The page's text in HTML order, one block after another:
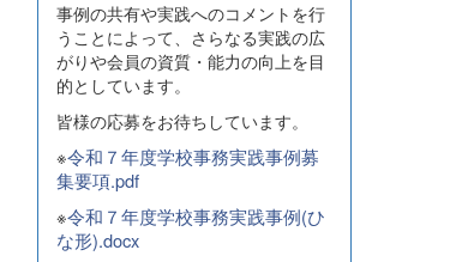
事例の共有や実践へのコメントを行
うことによって、さらなる実践の広
がりや会員の資質・能力の向上を目
的としています。
皆様の応募をお待ちしています。
※令和７年度学校事務実践事例募
集要項.pdf
※令和７年度学校事務実践事例(ひ
な形).docx